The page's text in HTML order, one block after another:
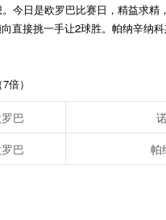
今日是欧罗巴比赛日，精益求
直接挑一手让2球胜。帕纳辛纳
倍）
巴
巴 帕